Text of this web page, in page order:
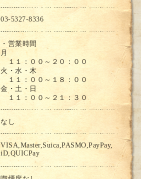
03-5327-8336
・営業時間
月
１１：００～２０：００
火・水・木
１１：００～１８：００
金・土・日
１１：００～２１：３０
なし
VISA,Master,Suica,PASMO,PayPay,
iD,QUICPay